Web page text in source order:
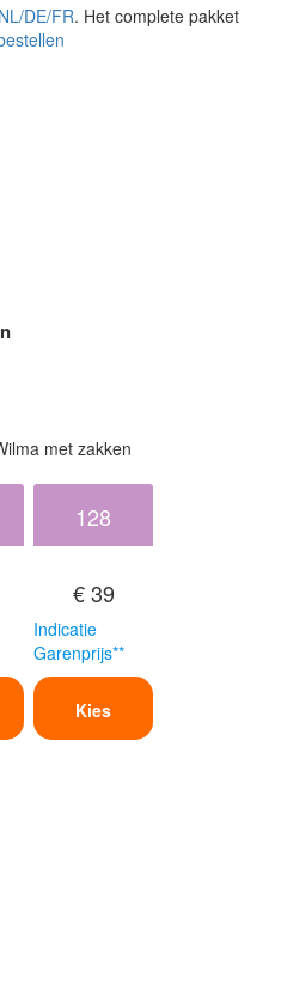
DE/FR. Het complete pakket
met zakken
128
€ 39
Indicatie
Garenprijs**
Kies